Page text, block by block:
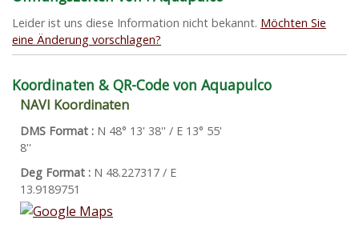
Leider ist uns diese Information nicht bekannt. Möchten Sie
eine Änderung vorschlagen?
Koordinaten & QR-Code von Aquapulco
NAVI Koordinaten
DMS Format : N 48° 13' 38'' / E 13° 55'
8''
Deg Format : N 48.227317 / E
13.9189751